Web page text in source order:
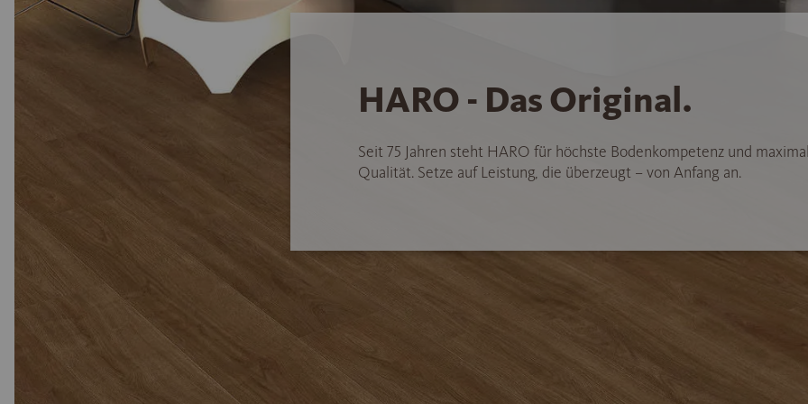
HARO - Das Original.
Seit 75 Jahren steht HARO für höchste Bodenkompetenz und
Qualität. Setze auf Leistung, die überzeugt – von Anfang an.